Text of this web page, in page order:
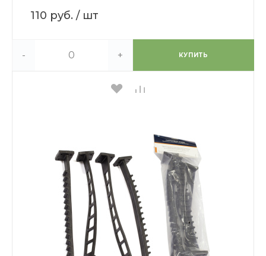
110 руб. / шт
- + КУПИТЬ